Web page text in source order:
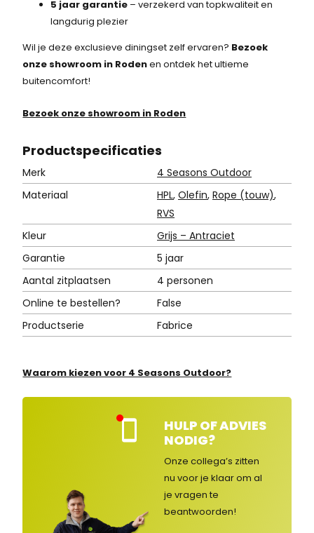
5 jaar garantie – verzekerd van topkwaliteit en
langdurig plezier
Wil je deze exclusieve diningset zelf ervaren? Bezoek
onze showroom in Rodenen ontdek het ultieme
buitencomfort!
Bezoek onze showroom in Roden
Productspecificaties
Merk
4 Seasons Outdoor
Materiaal
HPL, Olefin, Rope (touw),
RVS
Kleur
Grijs – Antraciet
Garantie
5 jaar
Aantal zitplaatsen
4 personen
Online te bestellen?
False
Productserie
Fabrice
Waarom kiezen voor 4 Seasons Outdoor?
nte
en
HULP OF ADVIES
NODIG?
Onze collega’s zitten
nu voor je klaar om al
je vragen te
beantwoorden!